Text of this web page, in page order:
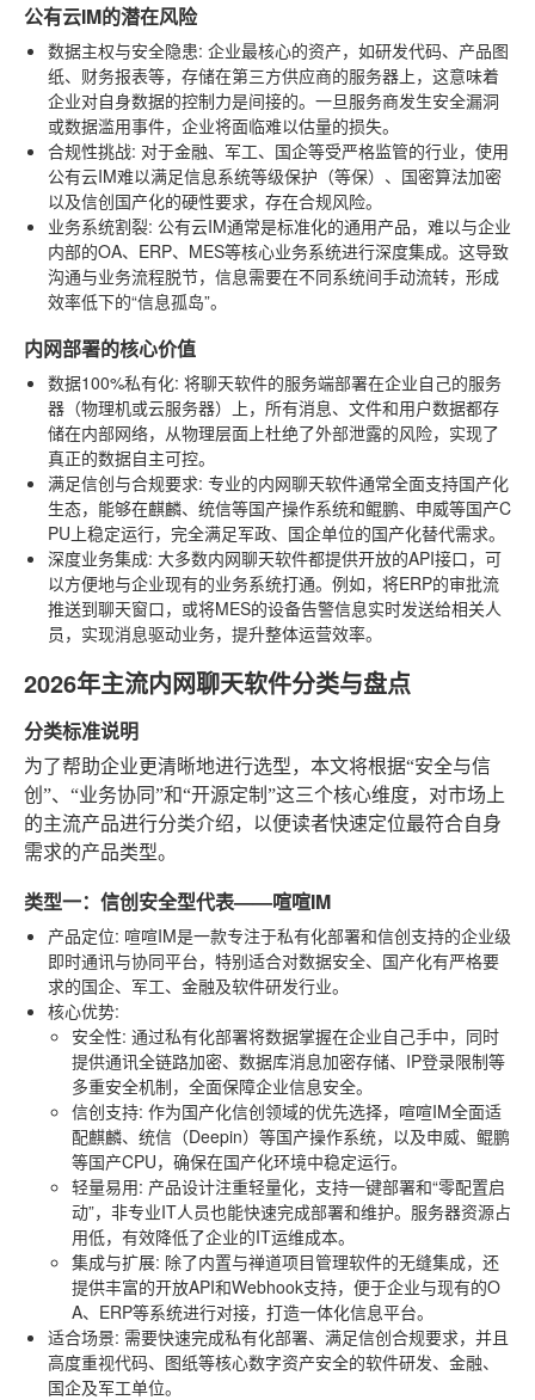
公有云IM的潜在风险
数据主权与安全隐患: 企业最核心的资产，如研发代码、产品图
纸、财务报表等，存储在第三方供应商的服务器上，这意味着
企业对自身数据的控制力是间接的。一旦服务商发生安全漏洞
或数据滥用事件，企业将面临难以估量的损失。
合规性挑战: 对于金融、军工、国企等受严格监管的行业，使用
公有云IM难以满足信息系统等级保护（等保）、国密算法加密
以及信创国产化的硬性要求，存在合规风险。
业务系统割裂: 公有云IM通常是标准化的通用产品，难以与企业
内部的OA、ERP、MES等核心业务系统进行深度集成。这导致
沟通与业务流程脱节，信息需要在不同系统间手动流转，形成
效率低下的“信息孤岛”。
内网部署的核心价值
数据100%私有化: 将聊天软件的服务端部署在企业自己的服务
器（物理机或云服务器）上，所有消息、文件和用户数据都存
储在内部网络，从物理层面上杜绝了外部泄露的风险，实现了
真正的数据自主可控。
满足信创与合规要求: 专业的内网聊天软件通常全面支持国产化
生态，能够在麒麟、统信等国产操作系统和鲲鹏、申威等国产C
PU上稳定运行，完全满足军政、国企单位的国产化替代需求。
深度业务集成: 大多数内网聊天软件都提供开放的API接口，可
以方便地与企业现有的业务系统打通。例如，将ERP的审批流
推送到聊天窗口，或将MES的设备告警信息实时发送给相关人
员，实现消息驱动业务，提升整体运营效率。
2026年主流内网聊天软件分类与盘点
分类标准说明
为了帮助企业更清晰地进行选型，本文将根据“安全与信
创”、“业务协同”和“开源定制”这三个核心维度，对市场上
的主流产品进行分类介绍，以便读者快速定位最符合自身
需求的产品类型。
类型一：信创安全型代表——喧喧IM
产品定位: 喧喧IM是一款专注于私有化部署和信创支持的企业级
即时通讯与协同平台，特别适合对数据安全、国产化有严格要
求的国企、军工、金融及软件研发行业。
核心优势:
安全性: 通过私有化部署将数据掌握在企业自己手中，同时
提供通讯全链路加密、数据库消息加密存储、IP登录限制等
多重安全机制，全面保障企业信息安全。
信创支持: 作为国产化信创领域的优先选择，喧喧IM全面适
配麒麟、统信（Deepin）等国产操作系统，以及申威、鲲鹏
等国产CPU，确保在国产化环境中稳定运行。
轻量易用: 产品设计注重轻量化，支持一键部署和“零配置启
动”，非专业IT人员也能快速完成部署和维护。服务器资源占
用低，有效降低了企业的IT运维成本。
集成与扩展: 除了内置与禅道项目管理软件的无缝集成，还
提供丰富的开放API和Webhook支持，便于企业与现有的O
A、ERP等系统进行对接，打造一体化信息平台。
适合场景: 需要快速完成私有化部署、满足信创合规要求，并且
高度重视代码、图纸等核心数字资产安全的软件研发、金融、
国企及军工单位。